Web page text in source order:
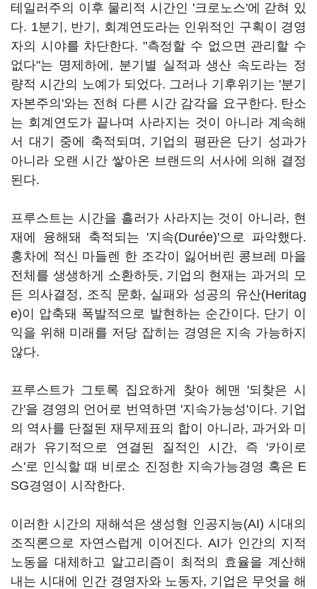
테일러주의 이후 물리적 시간인 '크로노스'에 갇혀 있
다. 1분기, 반기, 회계연도라는 인위적인 구획이 경영
자의 시야를 차단한다. "측정할 수 없으면 관리할 수
없다"는 명제하에, 분기별 실적과 생산 속도라는 정
량적 시간의 노예가 되었다. 그러나 기후위기는 '분기
자본주의'와는 전혀 다른 시간 감각을 요구한다. 탄소
는 회계연도가 끝나며 사라지는 것이 아니라 계속해
서 대기 중에 축적되며, 기업의 평판은 단기 성과가
아니라 오랜 시간 쌓아온 브랜드의 서사에 의해 결정
된다.
프루스트는 시간을 흘러가 사라지는 것이 아니라, 현
재에 융해돼 축적되는 '지속(Durée)'으로 파악했다.
홍차에 적신 마들렌 한 조각이 잃어버린 콩브레 마을
전체를 생생하게 소환하듯, 기업의 현재는 과거의 모
든 의사결정, 조직 문화, 실패와 성공의 유산(Heritag
e)이 압축돼 폭발적으로 발현하는 순간이다. 단기 이
익을 위해 미래를 저당 잡히는 경영은 지속 가능하지
않다.
프루스트가 그토록 집요하게 찾아 헤맨 '되찾은 시
간'을 경영의 언어로 번역하면 '지속가능성'이다. 기업
의 역사를 단절된 재무제표의 합이 아니라, 과거와 미
래가 유기적으로 연결된 질적인 시간, 즉 '카이로
스'로 인식할 때 비로소 진정한 지속가능경영 혹은 E
SG경영이 시작한다.
이러한 시간의 재해석은 생성형 인공지능(AI) 시대의
조직론으로 자연스럽게 이어진다. AI가 인간의 지적
노동을 대체하고 알고리즘이 최적의 효율을 계산해
내는 시대에 인간 경영자와 노동자, 기업은 무엇을 해